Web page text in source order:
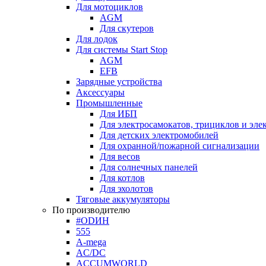
Для мотоциклов
AGM
Для скутеров
Для лодок
Для системы Start Stop
AGM
EFB
Зарядные устройства
Аксессуары
Промышленные
Для ИБП
Для электросамокатов, трициклов и
Для детских электромобилей
Для охранной/пожарной сигнализации
Для весов
Для солнечных панелей
Для котлов
Для эхолотов
Тяговые аккумуляторы
По производителю
#ODИН
555
A-mega
AC/DC
ACCUMWORLD